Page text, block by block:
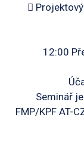

12:00
Seminář
FMP/KPF AT-